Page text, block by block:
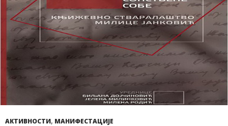
АКТИВНОСТИ, МАНИФЕСТАЦИЈЕ